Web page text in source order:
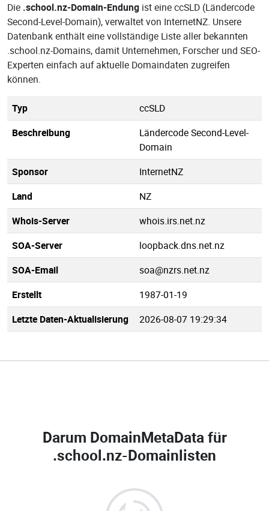
Die .school.nz-Domain-Endung ist eine ccSLD (Ländercode
Second-Level-Domain), verwaltet von InternetNZ. Unsere
Datenbank enthält eine vollständige Liste aller bekannten
.school.nz-Domains, damit Unternehmen, Forscher und SEO-
Experten einfach auf aktuelle Domaindaten zugreifen
können.
Typ
ccSLD
Beschreibung
Ländercode Second-Level-
Domain
Sponsor
InternetNZ
Land
NZ
Whois-Server
whois.irs.net.nz
SOA-Server
loopback.dns.net.nz
SOA-Email
soa@nzrs.net.nz
Erstellt
1987-01-19
Letzte Daten-Aktualisierung
2026-08-07 19:29:34
Darum DomainMetaData für
.school.nz-Domainlisten